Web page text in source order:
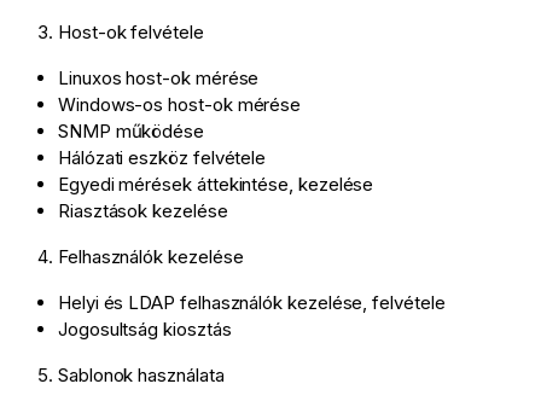
Host-ok felvétele
Linuxos host-ok mérése
Windows-os host-ok mérése
SNMP működése
Hálózati eszköz felvétele
Egyedi mérések áttekintése, kezelése
Riasztások kezelése
Felhasználók kezelése
Helyi és LDAP felhasználók kezelése, felvétele
Jogosultság kiosztás
Sablonok használata